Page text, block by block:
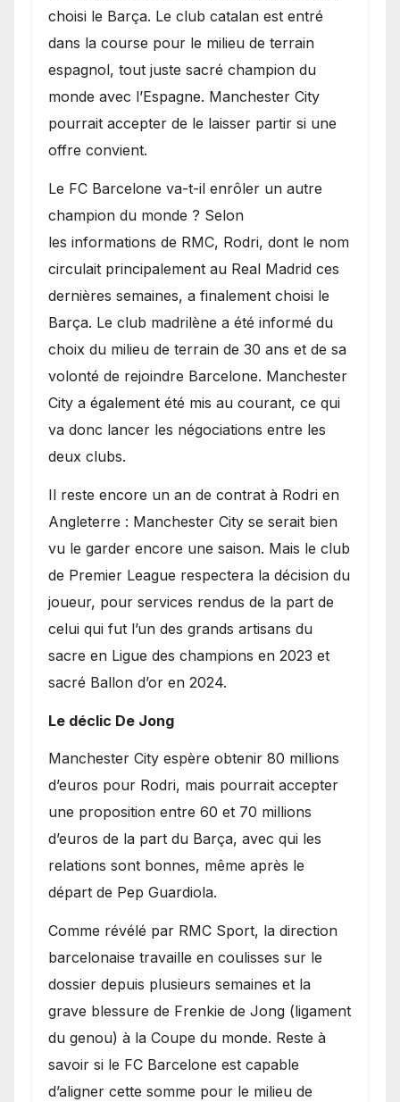
choisi le Barça. Le club catalan est entré
dans la course pour le milieu de terrain
espagnol, tout juste sacré champion du
monde avec l’Espagne. Manchester City
pourrait accepter de le laisser partir si une
offre convient.
​Le FC Barcelone va-t-il enrôler un autre
champion du monde ? Selon
les informations de RMC, Rodri, dont le nom
circulait principalement au Real Madrid ces
dernières semaines, a finalement choisi le
Barça. Le club madrilène a été informé du
choix du milieu de terrain de 30 ans et de sa
volonté de rejoindre Barcelone. Manchester
City a également été mis au courant, ce qui
va donc lancer les négociations entre les
deux clubs.
​Il reste encore un an de contrat à Rodri en
Angleterre : Manchester City se serait bien
vu le garder encore une saison. Mais le club
de Premier League respectera la décision du
joueur, pour services rendus de la part de
celui qui fut l’un des grands artisans du
sacre en Ligue des champions en 2023 et
sacré Ballon d’or en 2024.
Le déclic De Jong
​Manchester City espère obtenir 80 millions
d’euros pour Rodri, mais pourrait accepter
une proposition entre 60 et 70 millions
d’euros de la part du Barça, avec qui les
relations sont bonnes, même après le
départ de Pep Guardiola.
​Comme révélé par RMC Sport, la direction
barcelonaise travaille en coulisses sur le
dossier depuis plusieurs semaines et la
grave blessure de Frenkie de Jong (ligament
du genou) à la Coupe du monde. Reste à
savoir si le FC Barcelone est capable
d’aligner cette somme pour le milieu de